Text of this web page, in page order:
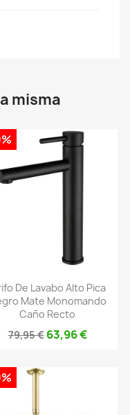
misma
De Lavabo Alto Pica
Mate Monomando
Caño Recto
79,95 € 63,96 €